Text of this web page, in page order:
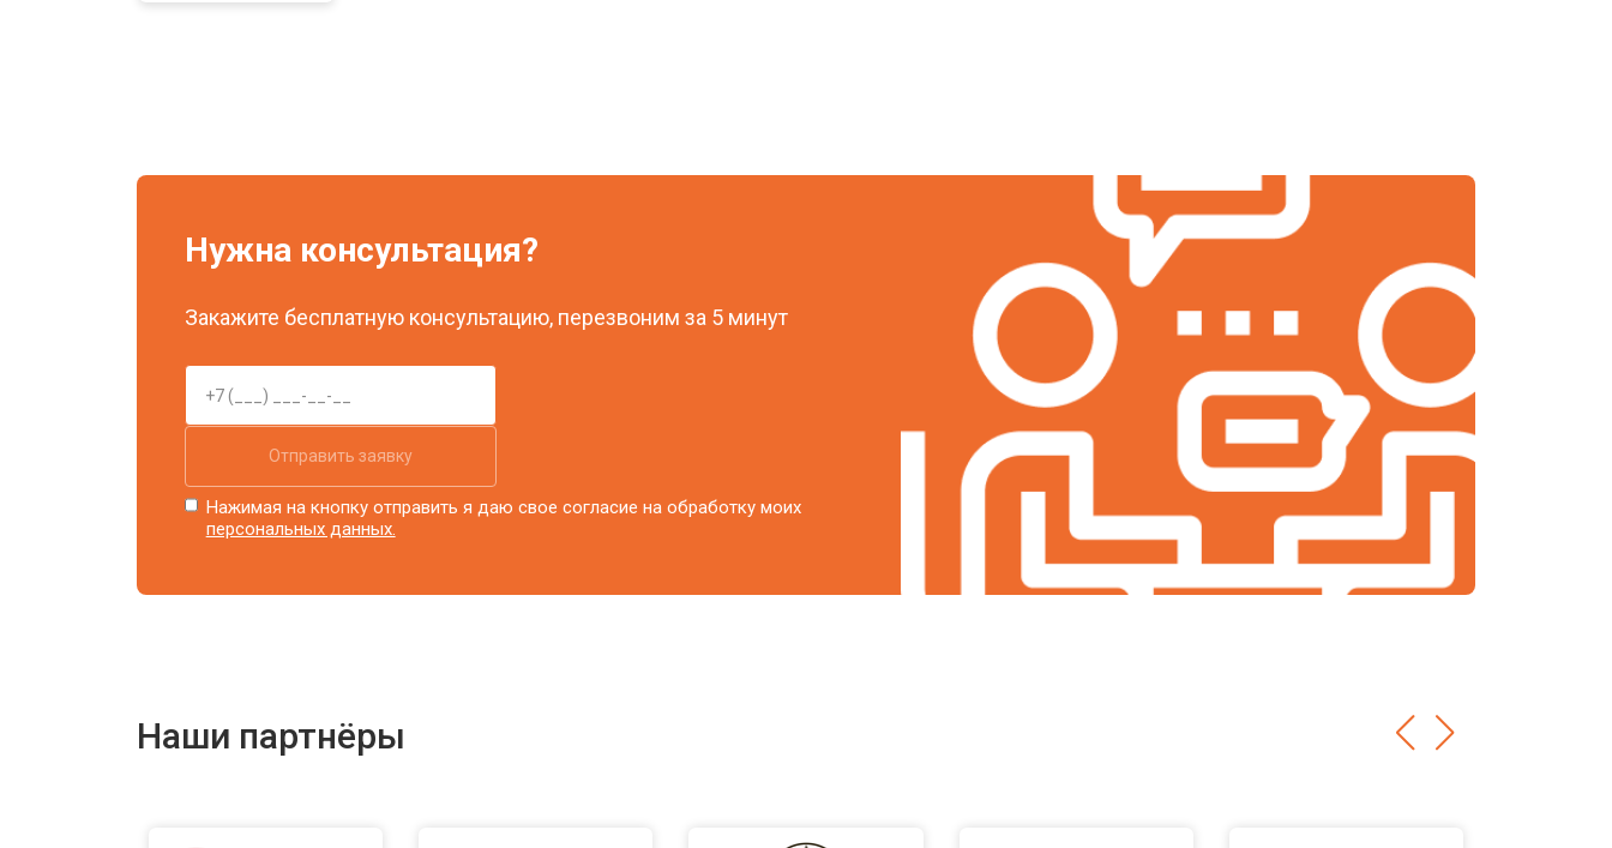
Нужна консультация?
Закажите бесплатную консультацию, перезвоним за 5 минут
Отправить заявку
Нажимая на кнопку отправить я даю свое согласие на обработку моих
персональных данных.
Наши партнёры